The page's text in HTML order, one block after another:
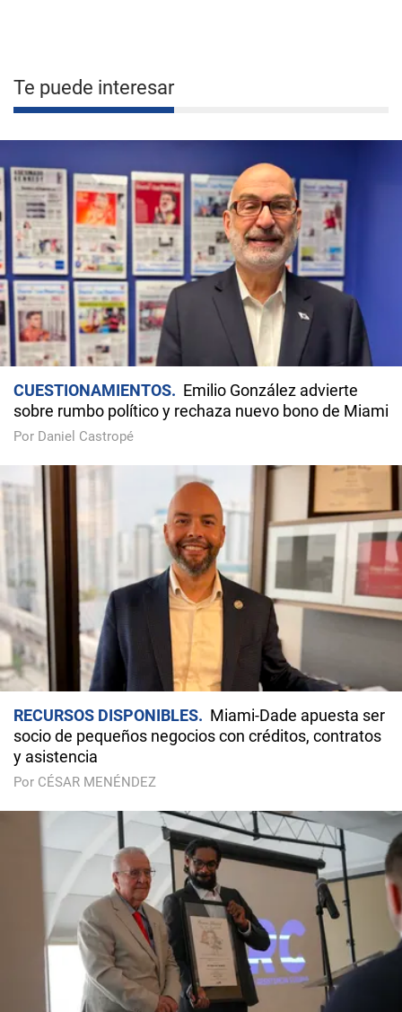
Te puede interesar
CUESTIONAMIENTOS
Emilio González advierte
sobre rumbo político y rechaza nuevo bono de Miami
Por Daniel Castropé
RECURSOS DISPONIBLES
Miami-Dade apuesta ser
socio de pequeños negocios con créditos, contratos
y asistencia
Por CÉSAR MENÉNDEZ